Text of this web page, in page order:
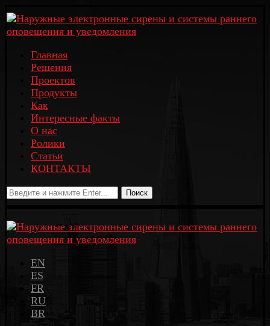
Главная
Решения
Проектов
Продукты
Как
Интересные факты
О нас
Ролики
Статьи
КОНТАКТЫ
Поиск
EN
ES
FR
RU
BR